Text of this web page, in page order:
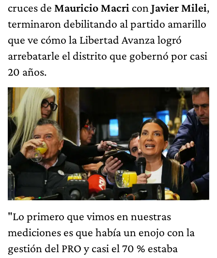
cruces de Mauricio Macri con Javier Milei,
terminaron debilitando al partido amarillo
que ve cómo la Libertad Avanza logró
arrebatarle el distrito que gobernó por casi
20 años.
"Lo primero que vimos en nuestras
mediciones es que había un enojo con la
gestión del PRO y casi el 70 % estaba